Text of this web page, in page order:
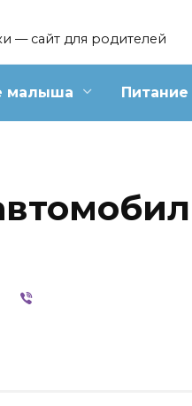
— сайт для родителей
малыша Питание